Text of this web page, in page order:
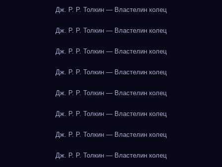
Дж. Р. Р. Толкин — Властелин колец
Дж. Р. Р. Толкин — Властелин колец
Дж. Р. Р. Толкин — Властелин колец
Дж. Р. Р. Толкин — Властелин колец
Дж. Р. Р. Толкин — Властелин колец
Дж. Р. Р. Толкин — Властелин колец
Дж. Р. Р. Толкин — Властелин колец
Дж. Р. Р. Толкин — Властелин колец